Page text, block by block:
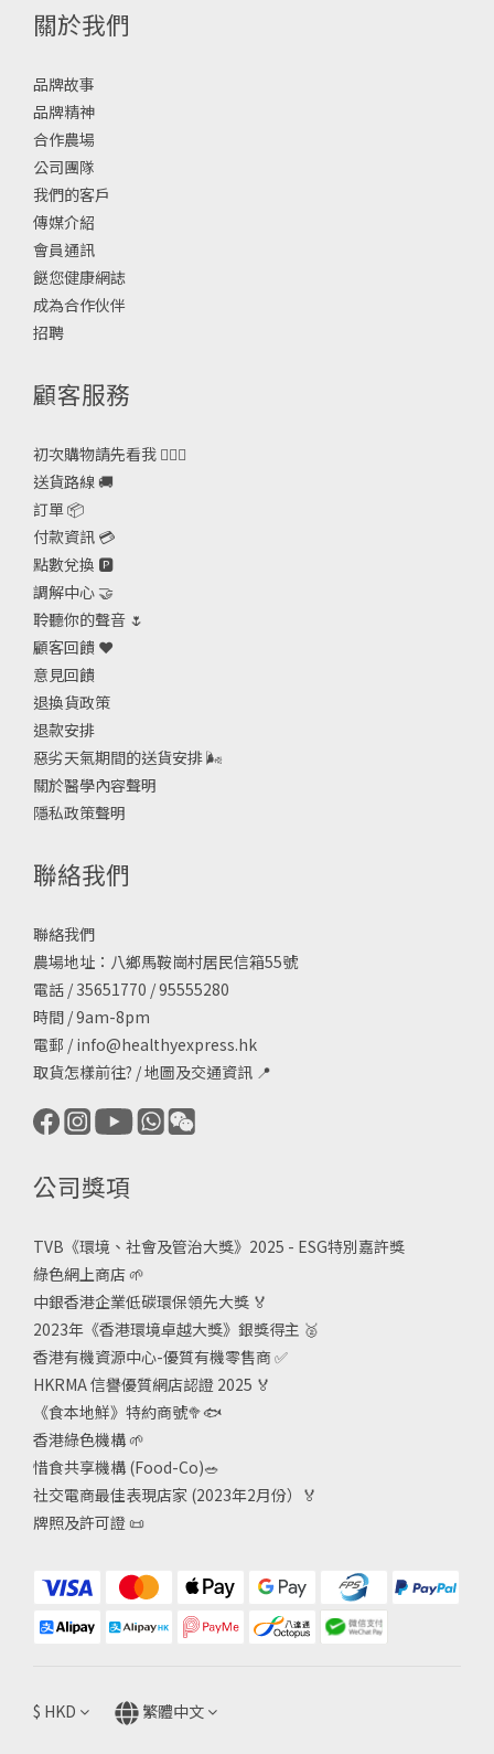
關於我們
品牌故事
品牌精神
合作農場
公司團隊
我們的客戶
傳媒介紹
會員通訊
餸您健康網誌
成為合作伙伴
招聘
顧客服務
初次購物請先看我 🙋🏻‍♀️
送貨路線 🚚
訂單 📦
付款資訊 💳
點數兌換 🅿️
調解中心 🤝
聆聽你的聲音 🌷
顧客回饋 ❤️
意見回饋
退換貨政策
退款安排
惡劣天氣期間的送貨安排🌬
關於醫學內容聲明
隱私政策聲明
聯絡我們
聯絡我們
農場地址：八鄉馬鞍崗村居民信箱55號
電話 / 35651770 / 95555280
時間 / 9am-8pm
電郵 / info@healthyexpress.hk
取貨怎樣前往? /地圖及交通資訊 📍
公司獎項
TVB《環境、社會及管治大獎》2025 - ESG特別嘉許獎
綠色網上商店 🌱
中銀香港企業低碳環保領先大獎 🏅
2023年《香港環境卓越大獎》銀獎得主 🥈
香港有機資源中心-優質有機零售商✅
HKRMA 信譽優質網店認證 2025 🏅
《食本地鮮》特約商號🥦🐟
香港綠色機構 🌱
惜食共享機構 (Food-Co)🥗
社交電商最佳表現店家 (2023年2月份）🏅
牌照及許可證 📜
$ HKD 繁體中文